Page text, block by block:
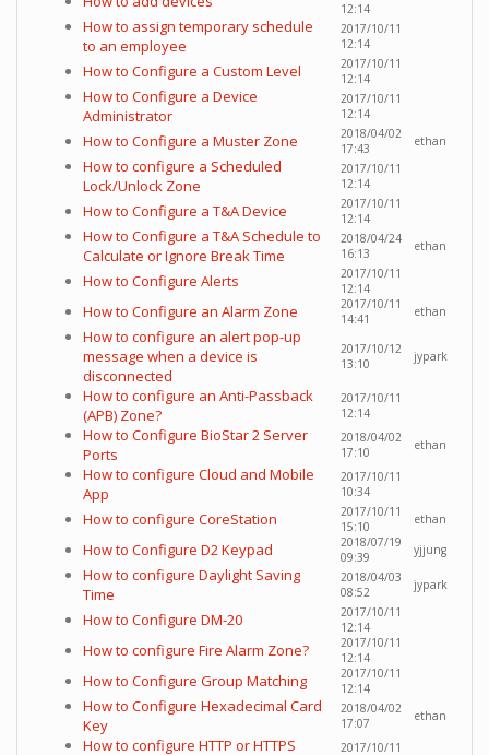
12:14
How to assign temporary schedule
to an employee
2017/10/11
12:14
How to Configure a Custom Level
2017/10/11
12:14
How to Configure a Device
Administrator
2017/10/11
12:14
How to Configure a Muster Zone
2018/04/02
17:43
ethan
How to configure a Scheduled
Lock/Unlock Zone
2017/10/11
12:14
How to Configure a T&A Device
2017/10/11
12:14
How to Configure a T&A Schedule to
Calculate or Ignore Break Time
2018/04/24
16:13
ethan
How to Configure Alerts
2017/10/11
12:14
How to Configure an Alarm Zone
2017/10/11
14:41
ethan
How to configure an alert pop-up
message when a device is
disconnected
2017/10/12
13:10
jypark
How to configure an Anti-Passback
(APB) Zone?
2017/10/11
12:14
How to Configure BioStar 2 Server
Ports
2018/04/02
17:10
ethan
How to configure Cloud and Mobile
App
2017/10/11
10:34
How to configure CoreStation
2017/10/11
15:10
ethan
How to Configure D2 Keypad
2018/07/19
09:39
yjjung
How to configure Daylight Saving
Time
2018/04/03
08:52
jypark
How to Configure DM-20
2017/10/11
12:14
How to configure Fire Alarm Zone?
2017/10/11
12:14
How to Configure Group Matching
2017/10/11
12:14
How to Configure Hexadecimal Card
Key
2018/04/02
17:07
ethan
How to configure HTTP or HTTPS
2017/10/11